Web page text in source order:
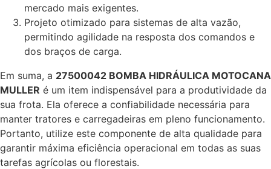
mercado mais exigentes.
Projeto otimizado para sistemas de alta vazão,
permitindo agilidade na resposta dos comandos e
dos braços de carga.
Em suma, a 27500042 BOMBA HIDRÁULICA MOTOCANA
MULLER é um item indispensável para a produtividade da
sua frota. Ela oferece a confiabilidade necessária para
manter tratores e carregadeiras em pleno funcionamento.
Portanto, utilize este componente de alta qualidade para
garantir máxima eficiência operacional em todas as suas
tarefas agrícolas ou florestais.